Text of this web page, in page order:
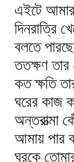
এইটে
দিনরাত্রি
বলতে
ততক্ষণ
কত ক্ষতি
ঘরের কাজ
অন্তরাত্মা
আমায় পার
ঘরকে